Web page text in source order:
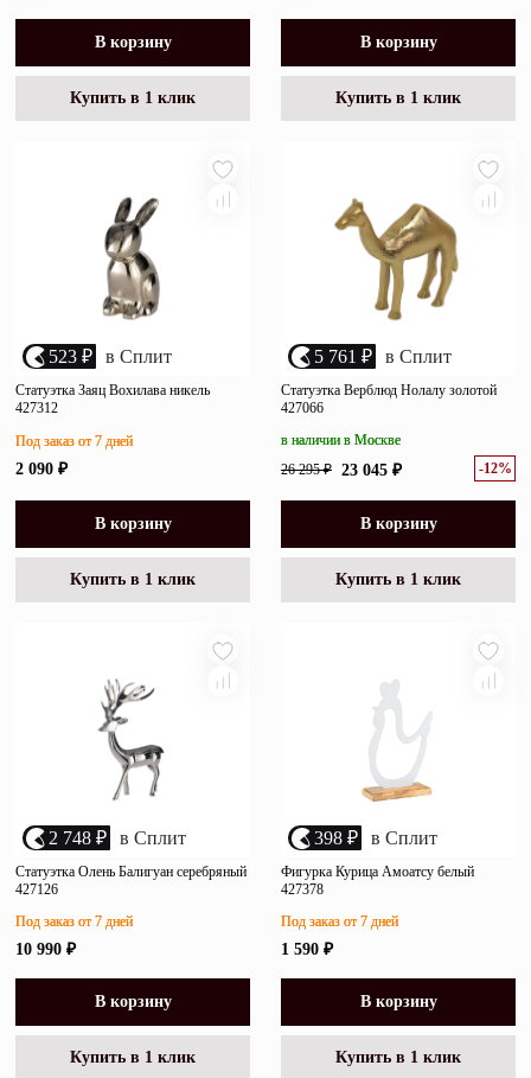
В корзину
Купить в 1 клик
В корзину
Купить в 1 клик
523 ₽ в Сплит
Статуэтка Заяц Вохилава никель
427312
2 090 ₽
Под заказ от 7 дней
В корзину
Купить в 1 клик
5 761 ₽ в Сплит
Статуэтка Верблюд Нолалу золотой
427066
26 295 ₽ 23 045 ₽ -12%
в наличии в Москве
В корзину
Купить в 1 клик
2 748 ₽ в Сплит
Статуэтка Олень Балигуан серебряный
427126
10 990 ₽
Под заказ от 7 дней
В корзину
Купить в 1 клик
398 ₽ в Сплит
Фигурка Курица Амоатсу белый
427378
1 590 ₽
Под заказ от 7 дней
В корзину
Купить в 1 клик